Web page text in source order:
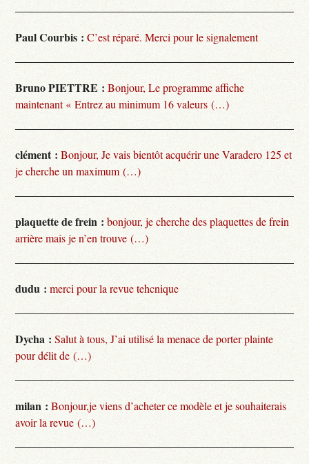
Paul Courbis : C’est réparé. Merci pour le signalement
Bruno PIETTRE : Bonjour, Le programme affiche
maintenant « Entrez au minimum 16 valeurs (…)
clément : Bonjour, Je vais bientôt acquérir une Varadero 125 et
je cherche un maximum (…)
plaquette de frein : bonjour, je cherche des plaquettes de frein
arrière mais je n’en trouve (…)
dudu : merci pour la revue tehcnique
Dycha : Salut à tous, J’ai utilisé la menace de porter plainte
pour délit de (…)
milan : Bonjour,je viens d’acheter ce modèle et je souhaiterais
avoir la revue (…)